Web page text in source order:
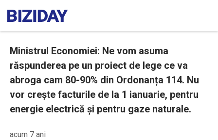
Ministrul Economiei: Ne vom asuma
răspunderea pe un proiect de lege ce va
abroga cam 80-90% din Ordonanța 114. Nu
vor crește facturile de la 1 ianuarie, pentru
energie electrică și pentru gaze naturale.
acum 7 ani